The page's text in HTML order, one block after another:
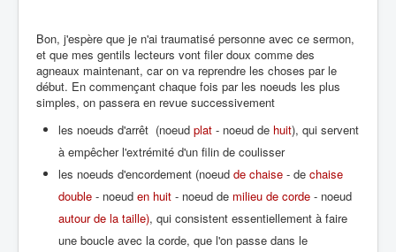
Bon, j'espère que je n'ai traumatisé personne avec ce sermon,
et que mes gentils lecteurs vont filer doux comme des
agneaux maintenant, car on va reprendre les choses par le
début. En commençant chaque fois par les noeuds les plus
simples, on passera en revue successivement
les noeuds d'arrêt (noeud plat - noeud de huit), qui servent
à empêcher l'extrémité d'un filin de coulisser
les noeuds d'encordement (noeud de chaise - de chaise
double - noeud en huit - noeud de milieu de corde - noeud
autour de la taille), qui consistent essentiellement à faire
une boucle avec la corde, que l'on passe dans le